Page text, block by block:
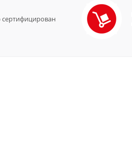
сертифицирован